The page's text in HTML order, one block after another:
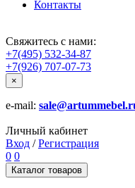
Контакты
Свяжитесь с нами:
+7(495) 532-34-87
+7(926) 707-07-73
×
e-mail:
Личный кабинет
Вход / Регистрация
0 0
Каталог товаров